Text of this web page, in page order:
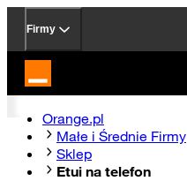
Firmy
Strona główna Orange.pl
Orange.pl
Małe i Średnie Firmy
Sklep
Etui na telefon